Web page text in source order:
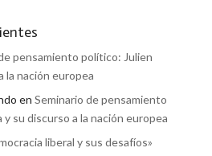
pensamiento político: Julien
la nación europea
en Seminario de pensamiento
su discurso a la nación europea
liberal y sus desafíos»